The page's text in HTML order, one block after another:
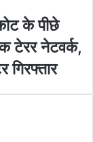
के पीछे
टेरर नेटवर्क,
गिरफ्तार